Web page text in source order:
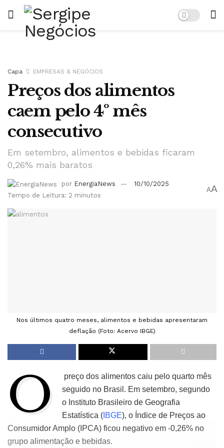
Capa EMPRESAS & NEGÓCIOS
Preços dos alimentos
caem pelo 4º mês
consecutivo
Em setembro, alimentos e bebidas ficaram
0,26% mais baratos
por EnergiaNews
10/10/2025
Tempo de Leitura: 2 minutos
AA
Nos últimos quatro meses, alimentos e bebidas apresentaram
deflação (Foto: Acervo IBGE)
O
preço dos alimentos caiu pelo quarto mês
seguido no Brasil. Em setembro, segundo
o Instituto Brasileiro de Geografia
Estatística ( IBGE), o Índice de Preços ao
Consumidor Amplo (IPCA) ficou negativo em -0,26% no
grupo alimentação e bebidas.